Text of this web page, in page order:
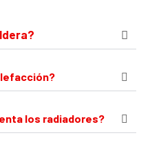
los radiadores?